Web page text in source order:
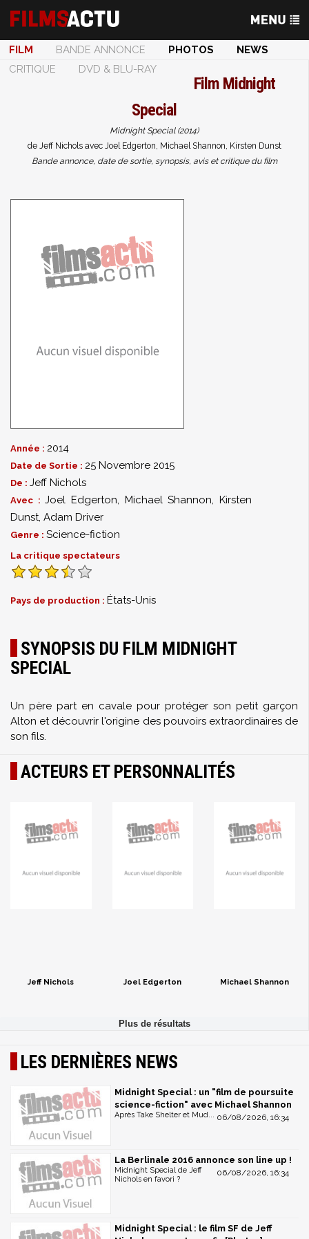
FILM BANDE ANNONCE PHOTOS
NEWS
CRITIQUE
DVD & BLU-RAY
Film Midnight
Special
Midnight Special (2014)
de Jeff Nichols avec Joel Edgerton, Michael Shannon, Kirsten Dunst
Bande annonce, date de sortie, synopsis, avis et critique du film
Année : 2014
Date de Sortie : 25 Novembre 2015
De : Jeff Nichols
Avec :Joel Edgerton, Michael Shannon,Kirsten
Dunst, Adam Driver
Genre : Science-fiction
La critique spectateurs
Pays de production : États-Unis
SYNOPSIS DU FILM MIDNIGHT
SPECIAL
Un père part en cavale pour protéger son petit garçon
Alton et découvrir l'origine des pouvoirs extraordinaires de
son fils.
ACTEURS ET PERSONNALITÉS
Jeff Nichols Joel Edgerton Michael Shannon
LES DERNIÈRES NEWS
Midnight Special : un "film de poursuite
science-fiction" avec Michael Shannon
06/08/2026, 16:34
Après Take Shelter et Mud...
La Berlinale 2016 annonce son line up !
06/08/2026, 16:34
Midnight Special de Jeff
Nichols en favori ?
Midnight Special : le film SF de Jeff